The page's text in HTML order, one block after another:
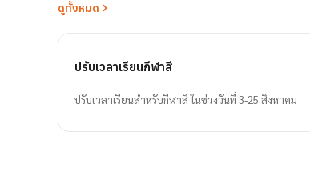
ดูทั้งหมด
ปรับเวลาเรียนกีฬาสี
ปรับเวลาเรียนสำหรับกีฬาสี ในช่วงวันที่ 3-25 สิงหาคม